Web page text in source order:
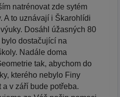
natrénovat zde sytém
A to uznávají i Škarohlídi
Dosáhl úžasných 80
dostačující na
Nadále doma
tak, abychom do
kterého nebylo Finy
v září bude potřeba.